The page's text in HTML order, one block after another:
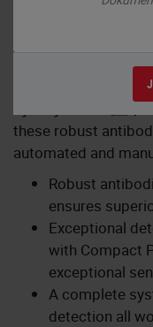
Create high-quality
primary antibodies.
IHC
these robust
automated and
Robust
ensures
Exceptional
with Compact
exceptional
A complete
detection all